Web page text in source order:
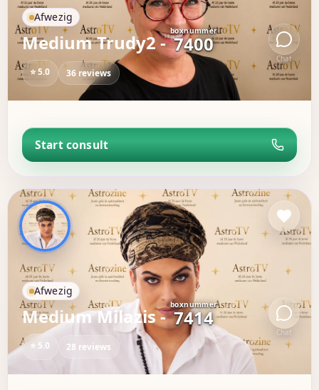
Chat
Afwezig
Medium Trudy2 -boxnummer
7400
⭐ 5.0 36 reviews
Start consult
Chat
Afwezig
Medium Milazis -boxnummer
7414
⭐ 5.0 28 reviews